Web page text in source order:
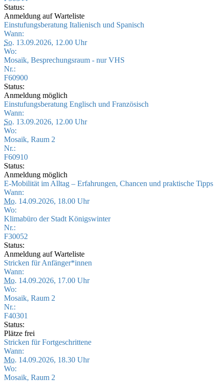
Status:
Anmeldung auf Warteliste
Einstufungsberatung Italienisch und Spanisch
Wann:
So. 13.09.2026, 12.00 Uhr
Wo:
Mosaik, Besprechungsraum - nur VHS
Nr.:
F60900
Status:
Anmeldung möglich
Einstufungsberatung Englisch und Französisch
Wann:
So. 13.09.2026, 12.00 Uhr
Wo:
Mosaik, Raum 2
Nr.:
F60910
Status:
Anmeldung möglich
E-Mobilität im Alltag – Erfahrungen, Chancen und praktische Tipps
Wann:
Mo. 14.09.2026, 18.00 Uhr
Wo:
Klimabüro der Stadt Königswinter
Nr.:
F30052
Status:
Anmeldung auf Warteliste
Stricken für Anfänger*innen
Wann:
Mo. 14.09.2026, 17.00 Uhr
Wo:
Mosaik, Raum 2
Nr.:
F40301
Status:
Plätze frei
Stricken für Fortgeschrittene
Wann:
Mo. 14.09.2026, 18.30 Uhr
Wo:
Mosaik, Raum 2